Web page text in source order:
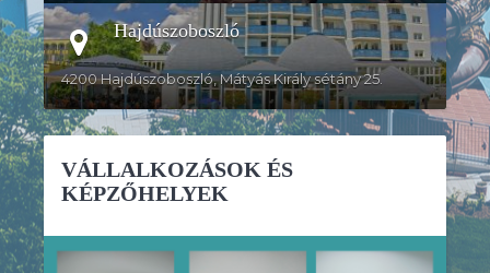
Hajdúszoboszló
4200 Hajdúszoboszló, Mátyás Király sétány 25.
VÁLLALKOZÁSOK ÉS
KÉPZŐHELYEK